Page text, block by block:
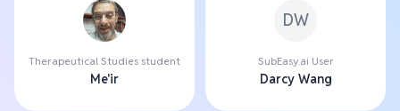
Therapeutical Studies student
Me'ir
DW
SubEasy.ai User
Darcy Wang